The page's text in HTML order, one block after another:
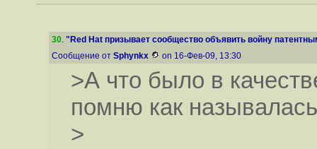
30. "Red Hat призывает сообщество объявить войну
Сообщение от Sphynkx on 16-Фев-09, 13:30
>А что было в
помню как
>